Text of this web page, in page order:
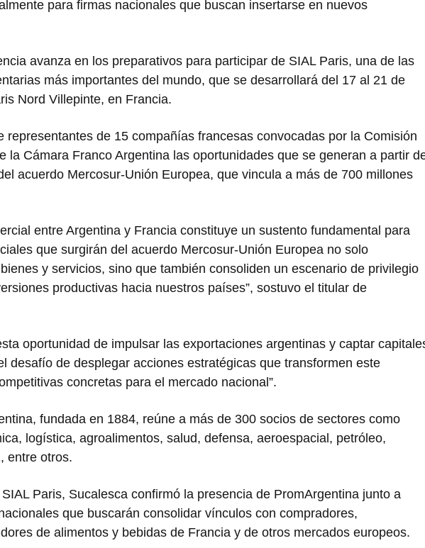
para firmas nacionales que buscan insertarse en nuevos
avanza en los preparativos para participar de SIAL Paris, una de las
más importantes del mundo, que se desarrollará del 17 al 21 de
Nord Villepinte, en Francia.
representantes de 15 compañías francesas convocadas por la Comisión
la Cámara Franco Argentina las oportunidades que se generan a partir
acuerdo Mercosur-Unión Europea, que vincula a más de 700 millones
entre Argentina y Francia constituye un sustento fundamental para
que surgirán del acuerdo Mercosur-Unión Europea no solo
y servicios, sino que también consoliden un escenario de privilegio
productivas hacia nuestros países”, sostuvo el titular de
oportunidad de impulsar las exportaciones argentinas y captar
desafío de desplegar acciones estratégicas que transformen este
concretas para el mercado nacional”.
fundada en 1884, reúne a más de 300 socios de sectores como
logística, agroalimentos, salud, defensa, aeroespacial, petróleo,
entre otros.
Paris, Sucalesca confirmó la presencia de PromArgentina junto a
que buscarán consolidar vínculos con compradores,
de alimentos y bebidas de Francia y de otros mercados europeos.